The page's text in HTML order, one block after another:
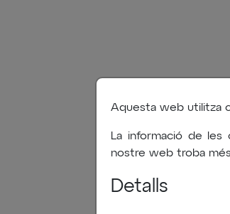
Aquesta web utilitza
La informació de les
nostre web troba
Detalls